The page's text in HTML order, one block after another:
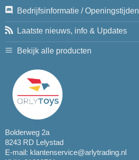
Bedrijfsinformatie / Openingstijden
Laatste nieuws, info & Updates
Bekijk alle producten
Bolderweg 2a
8243 RD Lelystad
E-mail: klantenservice@arlytrading.nl